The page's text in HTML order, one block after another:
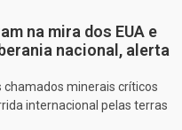
na mira dos EUA e
nacional, alerta
minerais críticos
internacional pelas terras